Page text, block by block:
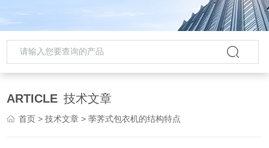
ARTICLE 技术文章
首页 >技术文章 > 荸荠式包衣机的结构特点